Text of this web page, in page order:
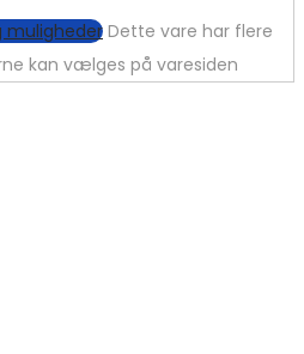
Dette vare har flere
kan vælges på varesiden